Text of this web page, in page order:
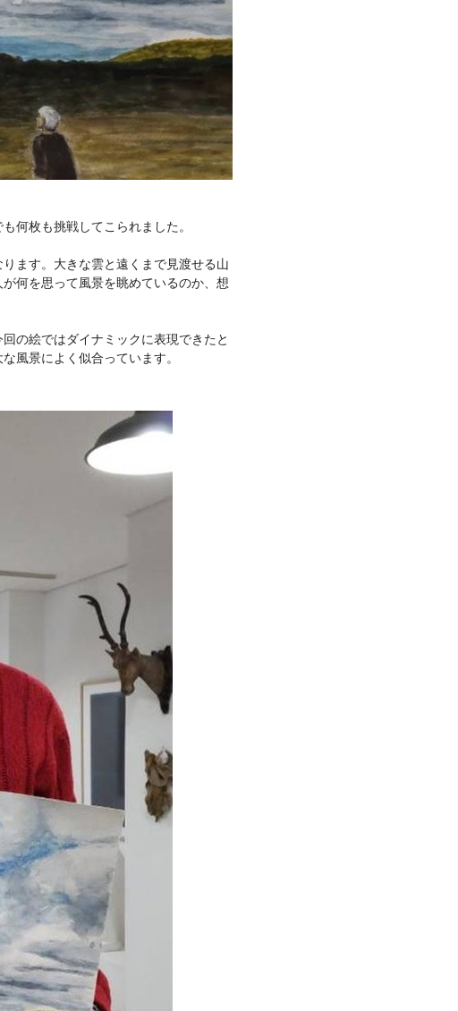
何枚も挑戦してこられました。
ます。大きな雲と遠くまで見渡せる山
何を思って風景を眺めているのか、想
の絵ではダイナミックに表現できたと
風景によく似合っています。